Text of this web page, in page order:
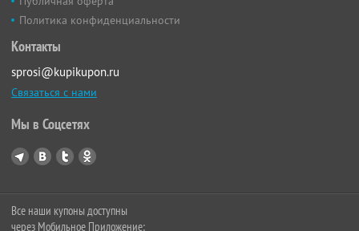
Политика конфиденциальности
Контакты
sprosi@kupikupon.ru
Связаться с нами
Мы в Соцсетях
Все наши купоны доступны
через Мобильное Приложение: